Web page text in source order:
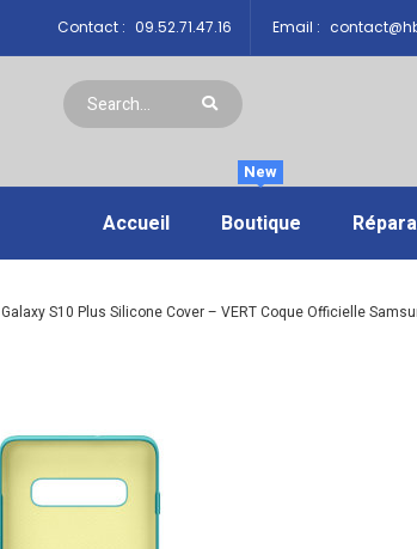
Contact : 09.52.71.47.16 Email :
Accueil Boutique
New
Galaxy S10 Plus Silicone Cover – VERT Coque Officielle